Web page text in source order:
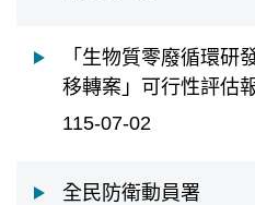
「生物質零廢循環研
移轉案」可行性評估
115-07-02
全民防衛動員署